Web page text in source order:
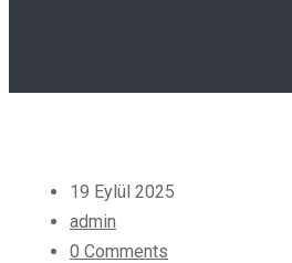
19 Eylül 2025
admin
0 Comments